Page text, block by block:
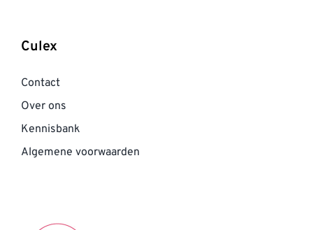
Culex
Contact
Over ons
Kennisbank
Algemene voorwaarden